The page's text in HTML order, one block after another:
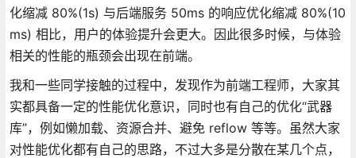
化缩减 80%(1s) 与后端服务 50ms 的响应优化缩减 80%(10
ms) 相比，用户的体验提升会更大。因此很多时候，与体验
相关的性能的瓶颈会出现在前端。
我和一些同学接触的过程中，发现作为前端工程师，大家其
实都具备一定的性能优化意识，同时也有自己的优化“武器
库”，例如懒加载、资源合并、避免 reflow 等等。虽然大家
对性能优化都有自己的思路，不过大多是分散在某几个点，